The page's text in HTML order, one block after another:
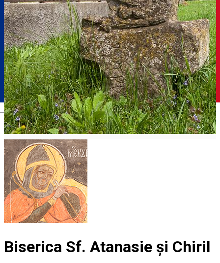
Română
Biserica Sf. Atanasie şi Chiril